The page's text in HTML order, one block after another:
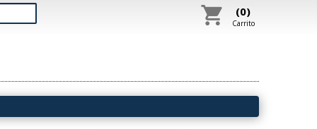
shopping_cart (0)
Carrito